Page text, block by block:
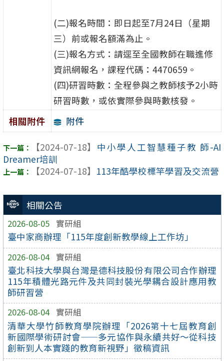
相關公告
2026-08-05 實研組
臺中家商辦理「115年度創新教學線上工作坊」
2026-08-04 實研組
臺北科技大學與台灣是德科技股份有限公司合作辦理
115年積體光路元件及共同封裝光學耦合設計應用教
師研習營
2026-08-04 實研組
清華大學竹師教育學院辦理「2026第十七屆教育創
新國際學術研討會——多元協作與永續共好～從科技
創新到人本實踐的教育新視野」徵稿資訊
(二)報名時間：即日起至7月24日（星期
三）前或報名額滿為止。
(三)報名方式：請逕至全國教師在職進修
資訊網報名，課程代碼：4470659。
(四)研習時數：全程參與之教師核予2小時
研習時數，或依實際參與時數核發。
相關附件
附件
【2024-07-18】 中小學人工智慧種子教 師-AI
Dreamer培訓
【2024-07-18】 113年酷學校標竿學習及交流營